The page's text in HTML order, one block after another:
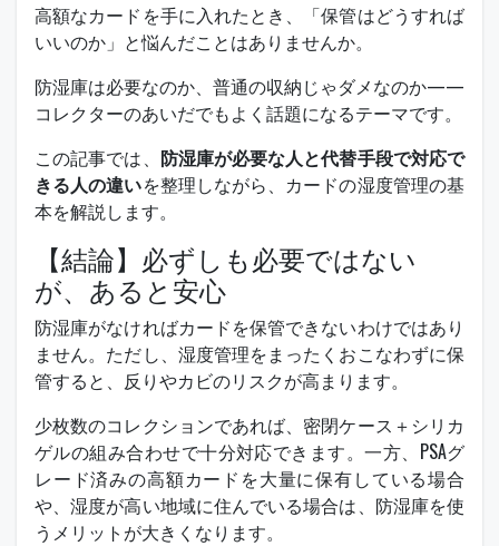
と
は？
開
BOX
入
時
の
注
高額なカードを手に入れたとき、「保管はどうすれば
いいのか」と悩んだことはありませんか。
防湿庫は必要なのか、普通の収納じゃダメなのか——
コレクターのあいだでもよく話題になるテーマです。
この記事では、 防湿庫が必要な人と代替手段で対応で
きる人の違いを整理しながら、カードの湿度管理の基
本を解説します。
【結論】必ずしも必要ではない
が、あると安心
防湿庫がなければカードを保管できないわけではあり
ません。ただし、湿度管理をまったくおこなわずに保
管すると、反りやカビのリスクが高まります。
少枚数のコレクションであれば、密閉ケース＋シリカ
ゲルの組み合わせで十分対応できます。一方、PSAグ
レード済みの高額カードを大量に保有している場合
や、湿度が高い地域に住んでいる場合は、防湿庫を使
うメリットが大きくなります。